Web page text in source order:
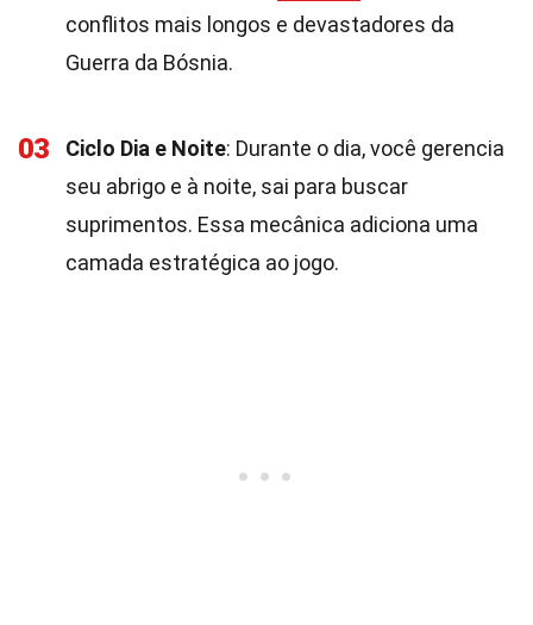
conflitos mais longos e devastadores da
Guerra da Bósnia.
03 Ciclo Dia e Noite: Durante o dia, você gerencia
seu abrigo e à noite, sai para buscar
suprimentos. Essa mecânica adiciona uma
camada estratégica ao jogo.